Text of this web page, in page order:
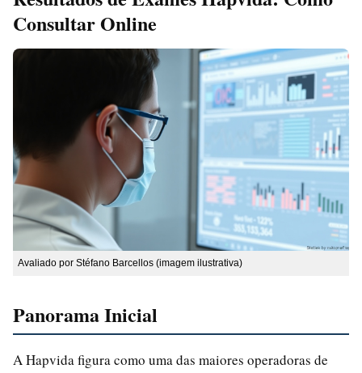
Consultar Online
Avaliado por Stéfano Barcellos (imagem ilustrativa)
Panorama Inicial
A Hapvida figura como uma das maiores operadoras de